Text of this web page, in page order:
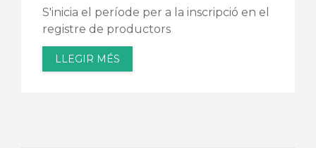
S'inicia el període per a la inscripció en el
registre de productors
LLEGIR MÉS